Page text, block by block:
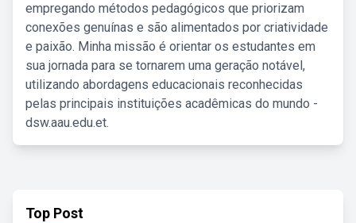
empregando métodos pedagógicos que priorizam
conexões genuínas e são alimentados por criatividade
e paixão. Minha missão é orientar os estudantes em
sua jornada para se tornarem uma geração notável,
utilizando abordagens educacionais reconhecidas
pelas principais instituições acadêmicas do mundo -
dsw.aau.edu.et.
Top Post